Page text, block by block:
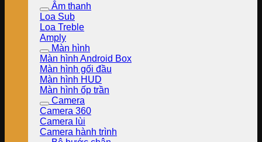
Âm thanh
Loa Sub
Loa Treble
Amply
Màn hình
Màn hình Android Box
Màn hình gối đầu
Màn hình HUD
Màn hình ốp trần
Camera
Camera 360
Camera lùi
Camera hành trình